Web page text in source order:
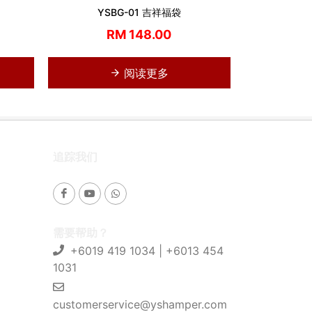
YSBG-01 吉祥福袋
RM 148.00
阅读更多
+6019 419 1034 | +6013 454
1031
customerservice@yshamper.com